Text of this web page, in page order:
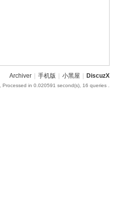
Archiver 手机版 小黑屋 DiscuzX
, Processed in 0.020591 second(s), 16 queries .